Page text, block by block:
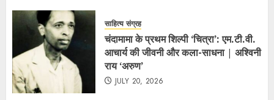
साहित्य संग्रह
चंदामामा के प्रथम शिल्पी ‘चित्रा’: एम.टी.वी.
आचार्य की जीवनी और कला-साधना | अश्विनी
राय ‘अरुण’
JULY 20, 2026